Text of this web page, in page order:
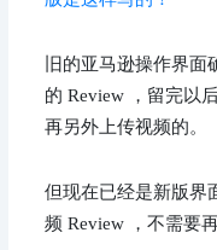
旧的亚马逊操作界
的 Review ，留完以
再另外上传视频的。
但现在已经是新版界
频 Review ，不需要